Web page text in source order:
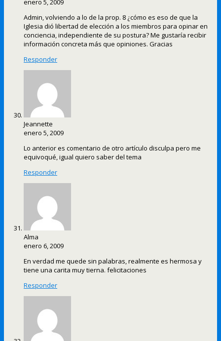
enero 5, 2009
Admin, volviendo a lo de la prop. 8 ¿cómo es eso de que la
Iglesia dió libertad de elección a los miembros para opinar en
conciencia, independiente de su postura? Me gustaría recibir
información concreta más que opiniones. Gracias
Responder
Jeannette
enero 5, 2009
Lo anterior es comentario de otro artículo disculpa pero me
equivoqué, igual quiero saber del tema
Responder
Alma
enero 6, 2009
En verdad me quede sin palabras, realmente es hermosa y
tiene una carita muy tierna. felicitaciones
Responder